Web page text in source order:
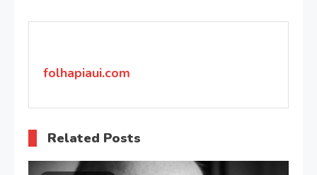
de
folhapiaui.com
Related Posts